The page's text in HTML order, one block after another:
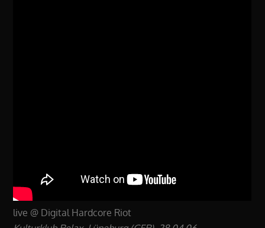
live @ Digital Hardcore Riot